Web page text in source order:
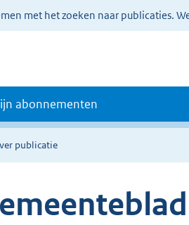
met het zoeken naar publicaties.
abonnementen
publicatie